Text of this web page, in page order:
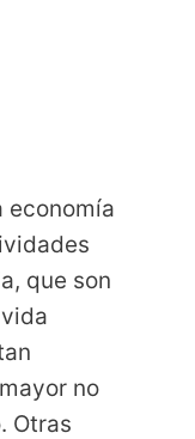
economía
que son
no
Otras